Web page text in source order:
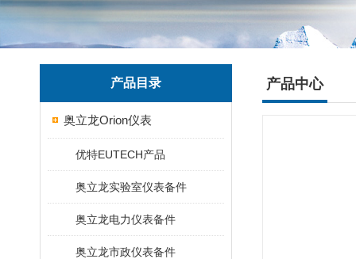
产品目录
奥立龙Orion仪表
优特EUTECH产品
奥立龙实验室仪表备件
奥立龙电力仪表备件
奥立龙市政仪表备件
产品中心